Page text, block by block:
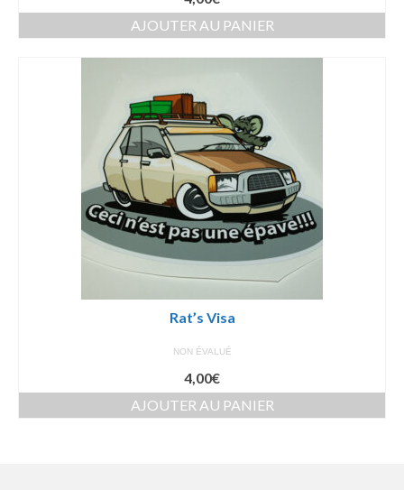
AJOUTER AU PANIER
Rat’s Visa
NON ÉVALUÉ
4,00€
AJOUTER AU PANIER